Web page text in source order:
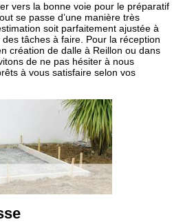
vers la bonne voie pour le préparatif
se passe d’une manière très
soit parfaitement ajustée à
tâches à faire. Pour la réception
création de dalle à Reillon ou dans
de ne pas hésiter à nous
à vous satisfaire selon vos